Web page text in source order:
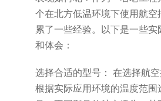
个在北方低温环境下使用航空
累了一些经验。以下是一些实
和体会：
选择合适的型号： 在选择航
根据实际应用环境的温度范围